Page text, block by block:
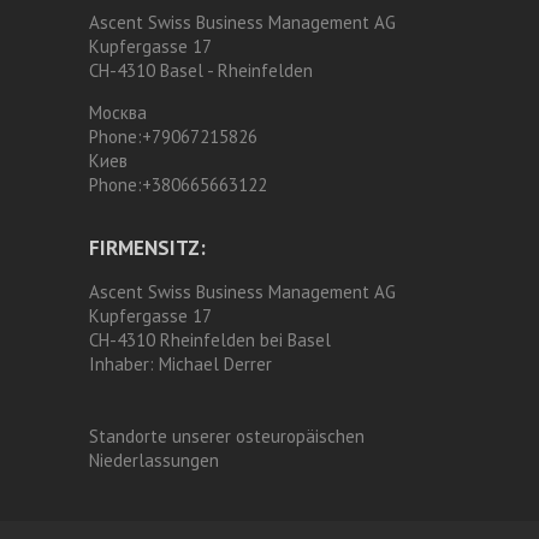
Ascent Swiss Business Management AG
Kupfergasse 17
CH-4310 Basel - Rheinfelden
Москва
Phone:+79067215826
Киев
Phone:+380665663122
FIRMENSITZ:
Ascent Swiss Business Management AG
Kupfergasse 17
CH-4310 Rheinfelden bei Basel
Inhaber: Michael Derrer
Standorte unserer osteuropäischen
Niederlassungen